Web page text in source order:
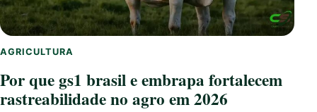
AGRICULTURA
Por que gs1 brasil e embrapa fortalecem
rastreabilidade no agro em 2026